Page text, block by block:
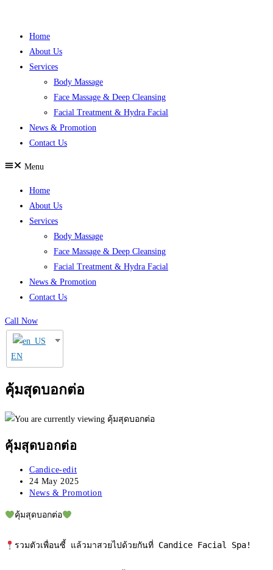
Home
About Us
Services
Body Massage
Face Massage & Deep Cleansing
Facial Treatment & Hydra Facial
News & Promotion
Contact Us
Menu
Home
About Us
Services
Body Massage
Face Massage & Deep Cleansing
Facial Treatment & Hydra Facial
News & Promotion
Contact Us
Call Now
EN
คุ้มสุดบอกต่อ
คุ้มสุดบอกต่อ
Post
author:
Candice-edit
Post
published:
24 May 2025
Post
News & Promotion
คุ้มสุดบอกต่อ
รวมตัวเพื่อนซี้ แล้วมาสวยไปด้วยกันที่ Candice Facial Spa!